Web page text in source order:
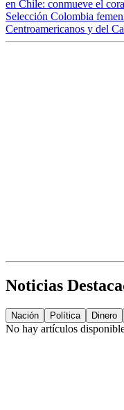
en Chile: conmueve el
Selección Colombia
Centroamericanos y del
Noticias
Nación Política Dinero
No hay artículos